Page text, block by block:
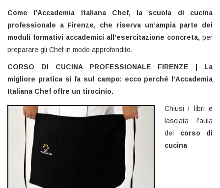
Come l’Accademia Italiana Chef, la scuola di cucina
professionale a Firenze, che riserva un’ampia parte dei
moduli formativi accademici all’esercitazione concreta, per
preparare gli Chef in modo approfondito.
CORSO DI CUCINA PROFESSIONALE FIRENZE | La
migliore pratica si fa sul campo: ecco perché l’Accademia
Italiana Chef offre un tirocinio.
Chiusi i libri e
lasciata l’aula
del
corso di
cucina